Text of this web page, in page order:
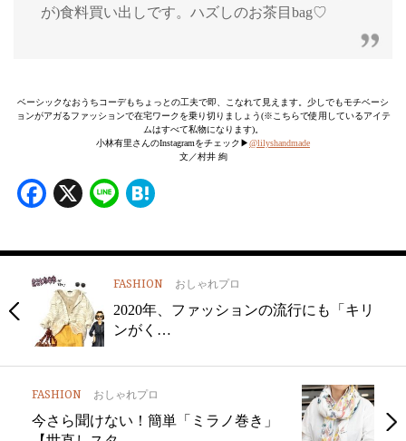
が)食料買い出しです。ハズしのお茶目bag♡
ベーシックなおうちコーデもちょっとの工夫で即、こなれて見えます。少しでもモチベーシ
ョンがアガるファッションで在宅ワークを乗り切りましょう(※こちらで使用しているアイテ
ムはすべて私物になります)。
小林有里さんのInstagramをチェック▶︎@lilyshandmade
文／村井 絢
Facebook
X Line
FASHION おしゃれプロ
2020年、ファッションの流行にも「キリ
ンがく…
FASHION おしゃれプロ
今さら聞けない！簡単「ミラノ巻き」